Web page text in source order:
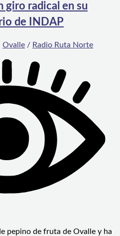
radical en su
de INDAP
Ovalle / Radio Ruta Norte
pepino de fruta de Ovalle y ha